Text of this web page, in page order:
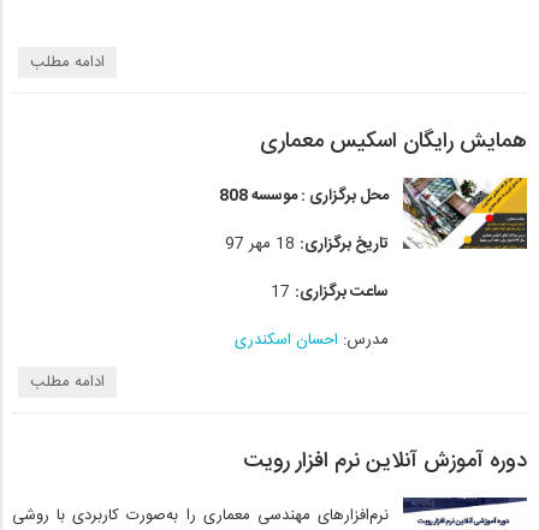
ادامه مطلب
همایش رایگان اسکیس معماری
محل برگزاری : موسسه 808
تاریخ برگزاری:
ساعت برگزاری:
مدرس: احسان اسکندری
ادامه مطلب
دوره آموزش آنلاین نرم افزار رویت
نرم‌افزارهای مهندسی معماری را به‌صورت کاربردی با روشی